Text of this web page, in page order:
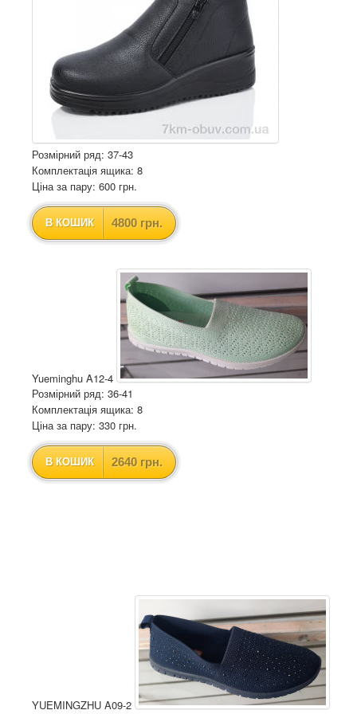
Розмірний ряд: 37-43
Комплектація ящика: 8
Ціна за пару: 600 грн.
В КОШИК 4800 грн.
Yueminghu A12-4
Розмірний ряд: 36-41
Комплектація ящика: 8
Ціна за пару: 330 грн.
В КОШИК 2640 грн.
YUEMINGZHU A09-2